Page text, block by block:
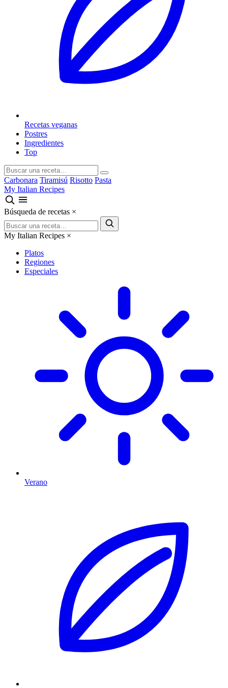
Recetas veganas
Postres
Ingredientes
Top
Carbonara Tiramisú Risotto Pasta
My Italian Recipes
Búsqueda de recetas ×
My Italian Recipes ×
Platos
Regiones
Especiales
Verano